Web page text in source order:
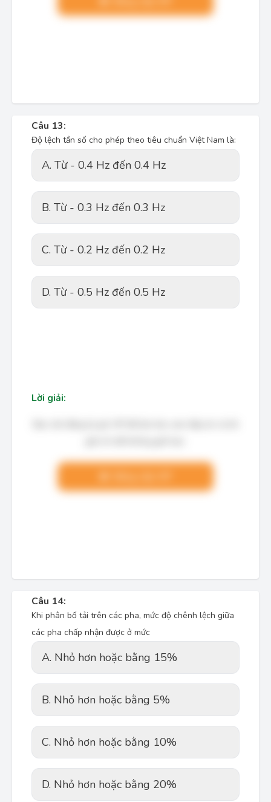
Câu 13:
Độ lệch tần số cho phép theo tiêu chuẩn Việt Nam là:
A. Từ - 0.4 Hz đến 0.4 Hz
B. Từ - 0.3 Hz đến 0.3 Hz
C. Từ - 0.2 Hz đến 0.2 Hz
D. Từ - 0.5 Hz đến 0.5 Hz
Lời giải:
Câu 14:
Khi phân bố tải trên các pha, mức độ chênh lệch giữa
các pha chấp nhận được ở mức
A. Nhỏ hơn hoặc bằng 15%
B. Nhỏ hơn hoặc bằng 5%
C. Nhỏ hơn hoặc bằng 10%
D. Nhỏ hơn hoặc bằng 20%